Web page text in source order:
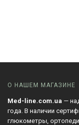
О НАШЕМ МАГАЗИНЕ
Med-line.com.ua —
года. В наличии
глюкометры,